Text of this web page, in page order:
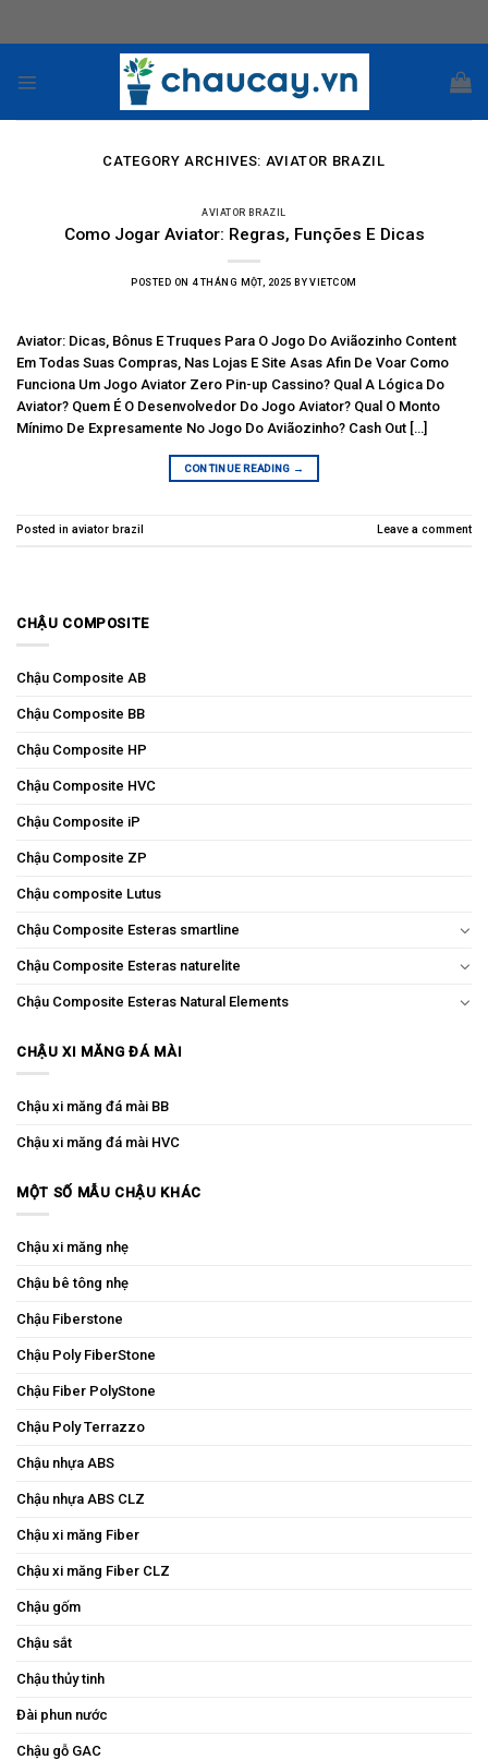
CATEGORY ARCHIVES: AVIATOR BRAZIL
AVIATOR BRAZIL
Como Jogar Aviator: Regras, Funções E Dicas
POSTED ON 4 THÁNG MỘT, 2025 BYVIETCOM
Aviator: Dicas, Bônus E Truques Para O Jogo Do Aviãozinho Content
Em Todas Suas Compras, Nas Lojas E Site Asas Afin De Voar Como
Funciona Um Jogo Aviator Zero Pin-up Cassino? Qual A Lógica Do
Aviator? Quem É O Desenvolvedor Do Jogo Aviator? Qual O Monto
Mínimo De Expresamente No Jogo Do Aviãozinho? Cash Out […]
CONTINUE READING →
Posted in aviator brazil Leave a comment
CHẬU COMPOSITE
Chậu Composite AB
Chậu Composite BB
Chậu Composite HP
Chậu Composite HVC
Chậu Composite iP
Chậu Composite ZP
Chậu composite Lutus
Chậu Composite Esteras smartline
Chậu Composite Esteras naturelite
Chậu Composite Esteras Natural Elements
CHẬU XI MĂNG ĐÁ MÀI
Chậu xi măng đá mài BB
Chậu xi măng đá mài HVC
MỘT SỐ MẪU CHẬU KHÁC
Chậu xi măng nhẹ
Chậu bê tông nhẹ
Chậu Fiberstone
Chậu Poly FiberStone
Chậu Fiber PolyStone
Chậu Poly Terrazzo
Chậu nhựa ABS
Chậu nhựa ABS CLZ
Chậu xi măng Fiber
Chậu xi măng Fiber CLZ
Chậu gốm
Chậu sắt
Chậu thủy tinh
Đài phun nước
Chậu gỗ GAC